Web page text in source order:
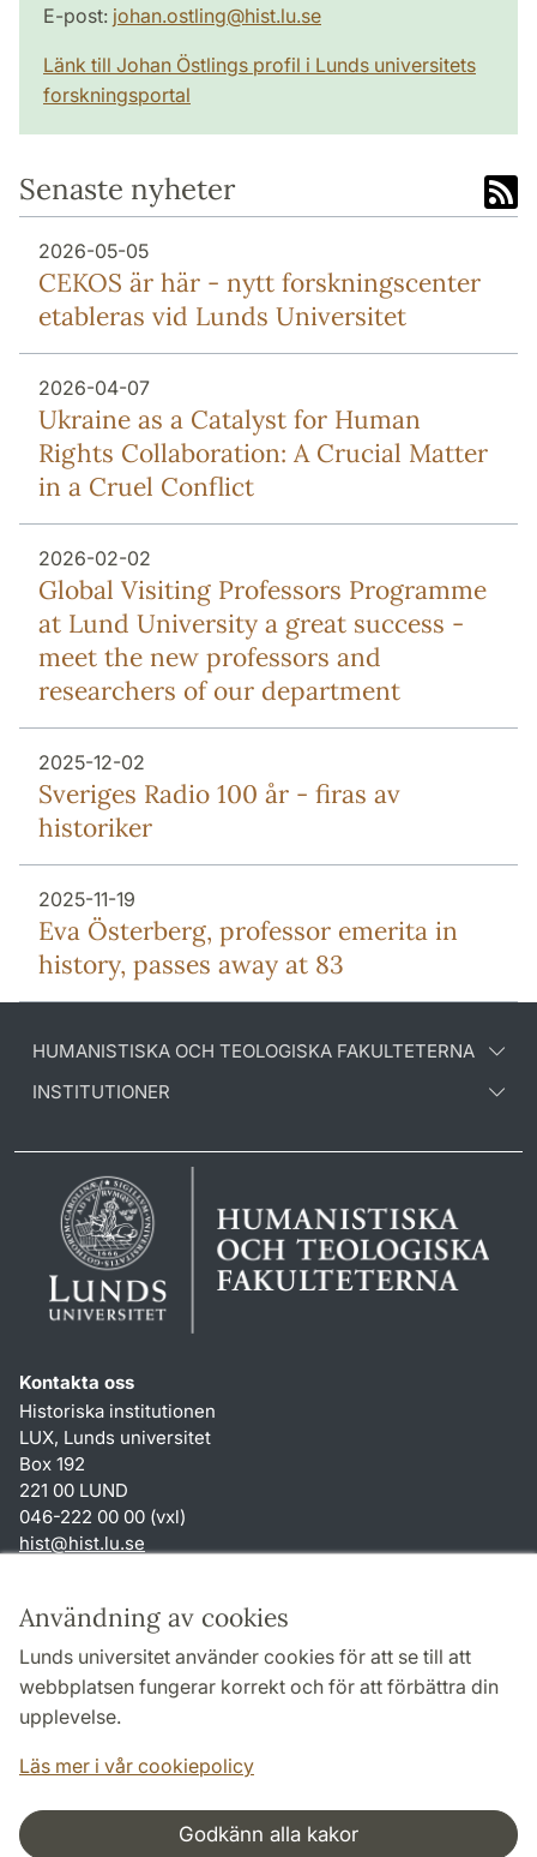
Användning av cookies
Lunds universitet använder cookies för att se till att
webbplatsen fungerar korrekt och för att förbättra din
upplevelse.
Läs mer i vår cookiepolicy
Godkänn alla kakor
E-post: johan.ostling@hist.lu.se
Länk till Johan Östlings profil i Lunds universitets
forskningsportal
Senaste nyheter
2026-05-05
CEKOS är här - nytt forskningscenter
etableras vid Lunds Universitet
2026-04-07
Ukraine as a Catalyst for Human
Rights Collaboration: A Crucial Matter
in a Cruel Conflict
2026-02-02
Global Visiting Professors Programme
at Lund University a great success -
meet the new professors and
researchers of our department
2025-12-02
Sveriges Radio 100 år - firas av
historiker
2025-11-19
Eva Österberg, professor emerita in
history, passes away at 83
HUMANISTISKA OCH TEOLOGISKA FAKULTETERNA
INSTITUTIONER
Kontakta oss
Historiska institutionen
LUX, Lunds universitet
Box 192
221 00 LUND
046-222 00 00 (vxl)
hist@hist.lu.se
Genvägar
Om webbplatsen och cookies
Behandling av personuppgifter
Tillgänglighetsredogörelse